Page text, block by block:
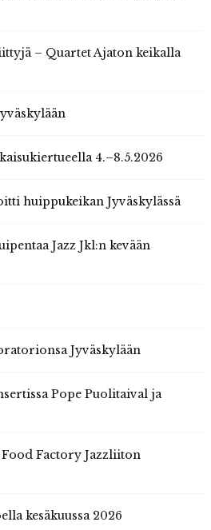
– Quartet Ajaton keikalla
4.–8.5.2026
huippukeikan Jyväskylässä
Jazz Jkl:n kevään
Jyväskylään
Pope Puolitaival ja
Factory Jazzliiton
kesäkuussa 2026